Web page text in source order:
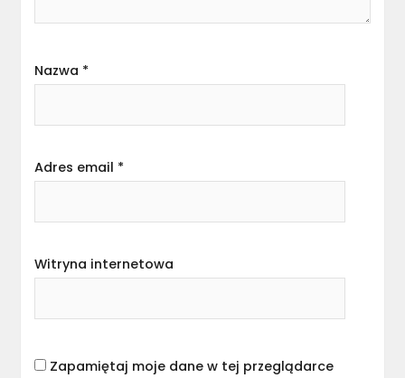
Nazwa *
Adres email *
Witryna internetowa
Zapamiętaj moje dane w tej przeglądarce